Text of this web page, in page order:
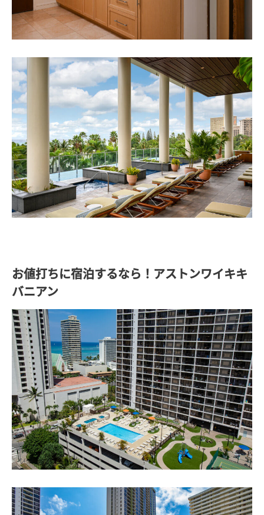
お値打ちに宿泊するなら！アストンワイキキ
バニアン